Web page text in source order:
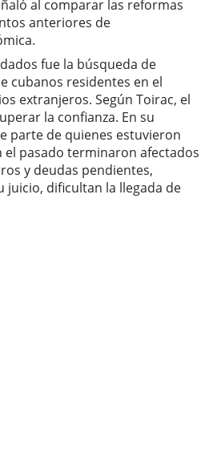
al comparar las reformas
anteriores de
fue la búsqueda de
cubanos residentes en el
extranjeros. Según Toirac, el
la confianza. En su
parte de quienes estuvieron
pasado terminaron afectados
y deudas pendientes,
juicio, dificultan la llegada de